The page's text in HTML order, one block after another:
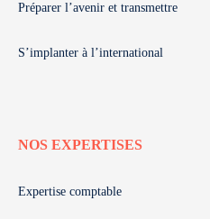
Préparer l’avenir et transmettre
S’implanter à l’international
NOS EXPERTISES
Expertise comptable